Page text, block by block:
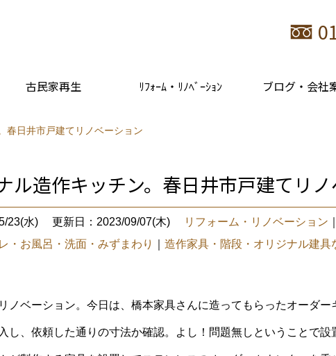
古民家再生 ﾘﾌｫｰﾑ・ﾘﾉﾍﾞｰｼｮﾝ ブログ・会社
日井市戸建てリノベーション
造作キッチン。春日井市戸建てリノ
23(水) 更新日：2023/09/07(木) リフォーム・リノベーション
・お風呂・洗面・みずまわり
造作家具・階段・オリジナル建具
ノベーション。今日は、橋本家具さんに造ってもらったオーダー
し、依頼した通りの寸法か確認。よし！問題無しということで設